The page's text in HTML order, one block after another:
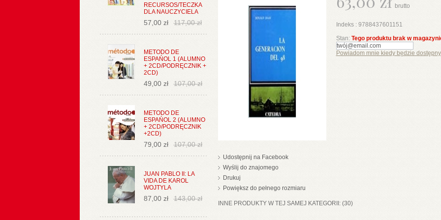
RECURSOS/TECZKA
DLA NAUCZYCIELA
57,00 zł 117,00 zł
METODO DE
ESPAŃOL 1 (ALUMNO
+ 2CD/PODRĘCZNIK +
2CD)
49,00 zł 107,00 zł
METODO DE
ESPAŃOL 2 (ALUMNO
+ 2CD/PODRĘCZNIK
+2CD)
79,00 zł 107,00 zł
JUAN PABLO II: LA
VIDA DE KAROL
WOJTYLA
87,00 zł 143,00 zł
Udostępnij na Facebook
Wyślij do znajomego
Drukuj
Powiększ do pełnego rozmiaru
brutto
Indeks : 9788437601151
Stan: Tego produktu brak w
Powiadom mnie kiedy będzie dostępny
INNE PRODUKTY W TEJ SAMEJ KATEGORII: (30)